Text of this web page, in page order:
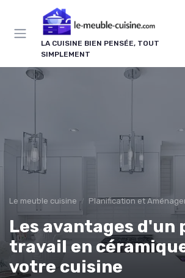
LA CUISINE BIEN PENSÉE, TOUT
SIMPLEMENT
Le meuble cuisine Planification et
Les avantages d'un
travail en
votre cuisine
Panneau de gestion des cookies